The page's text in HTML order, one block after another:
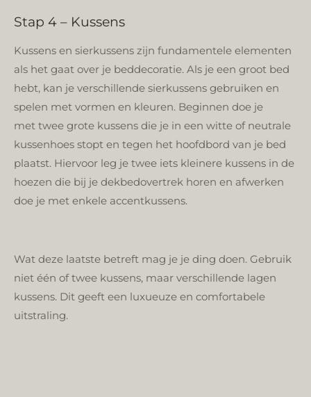
Stap 4 – Kussens
Kussens en sierkussens zijn fundamentele elementen
als het gaat over je beddecoratie. Als je een groot bed
hebt, kan je verschillende sierkussens gebruiken en
spelen met vormen en kleuren. Beginnen doe je
met twee grote kussens die je in een witte of neutrale
kussenhoes stopt en tegen het hoofdbord van je bed
plaatst. Hiervoor leg je twee iets kleinere kussens in de
hoezen die bij je dekbedovertrek horen en afwerken
doe je met enkele accentkussens.
Wat deze laatste betreft mag je je ding doen. Gebruik
niet één of twee kussens, maar verschillende lagen
kussens. Dit geeft een luxueuze en comfortabele
uitstraling.